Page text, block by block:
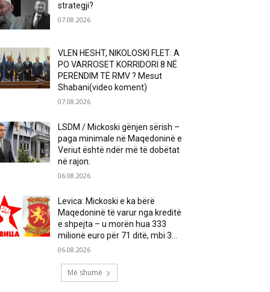
strategji?
07.08.2026
VLEN HESHT, NIKOLOSKI FLET: A
PO VARROSET KORRIDORI 8 NË
PERËNDIM TË RMV ? Mesut
Shabani(video koment)
07.08.2026
LSDM / Mickoski gënjen sërish –
paga minimale në Maqedoninë e
Veriut është ndër më të dobëtat
në rajon.
06.08.2026
Levica: Mickoski e ka bërë
Maqedoninë të varur nga kreditë
e shpejta – u morën hua 333
milionë euro për 71 ditë, mbi 3...
06.08.2026
Më shumë